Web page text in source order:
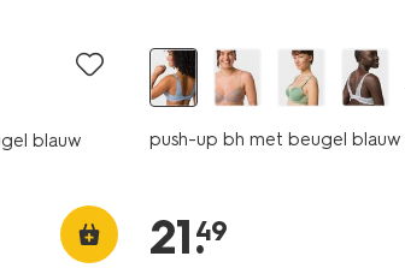
blauw push-up bh met beugel blauw
21.
49